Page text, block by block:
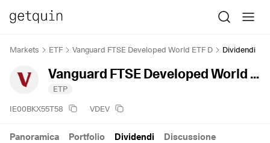
Markets ETF Vanguard FTSE Developed World ETF D Dividendi
Vanguard FTSE Developed World ETF D
ETP
IE00BKX55T58 VDEV
Panoramica Portfolio Dividendi Discussione